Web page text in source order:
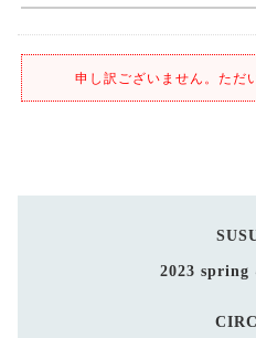
申し訳ございません。ただ
2023 spring